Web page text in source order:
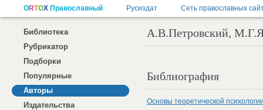
Библиотека
Рубрикатор
Подборки
Популярные
Авторы
Издательства
А.В.Петровский,
Библиография
Основы теоретической